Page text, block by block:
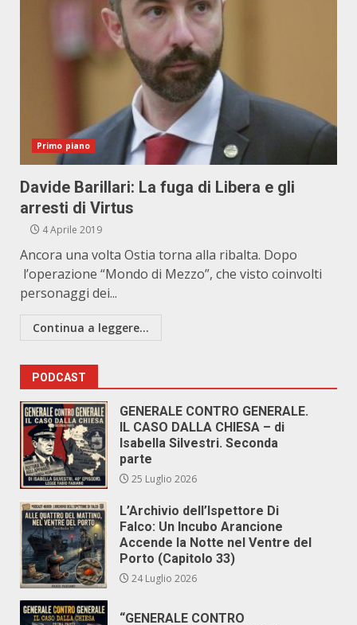
Primo piano
Davide Barillari: La fuga di Libera e gli
arresti di Virtus
4 Aprile 2019
Ancora una volta Ostia torna alla ribalta. Dopo
l’operazione “Mondo di Mezzo”, che visto coinvolti
personaggi dei...
Continua a leggere...
PODCAST
GENERALE CONTRO GENERALE.
IL CASO DALLA CHIESA – di
Isabella Silvestri. Seconda
parte
25 Luglio 2026
L’Archivio dell’Ispettore Di
Falco: Un Incubo Arancione
Accende la Notte nel Ventre del
Porto (Capitolo 33)
24 Luglio 2026
“GENERALE CONTRO